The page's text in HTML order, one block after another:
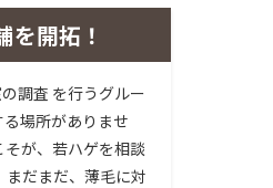
開拓！
調査 を行うグルー
場所がありませ
が、若ハゲを相談
まだまだ、薄毛に対